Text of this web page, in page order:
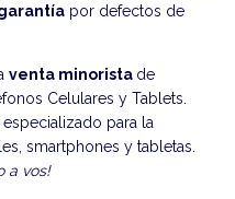
por defectos de
venta minorista de
Celulares y Tablets.
especializado para la
smartphones y tabletas.
a vos!